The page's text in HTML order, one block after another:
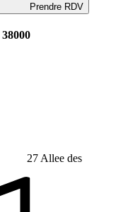
Prendre RDV
27 Allee des